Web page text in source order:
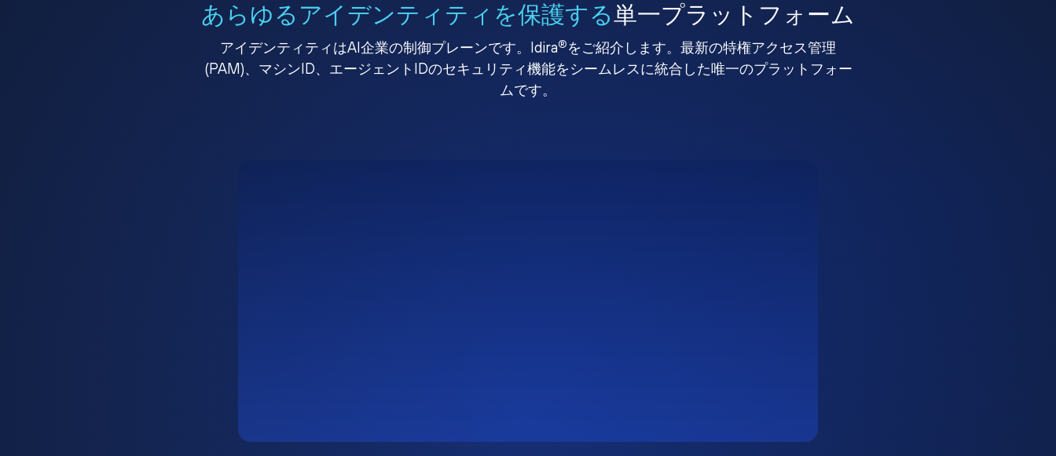
あらゆるアイデンティティを保護する単一プラットフォーム
アイデンティティはAI企業の制御プレーンです。Idira®をご紹介します。最新の特権アクセス管理
(PAM)、マシンID、エージェントIDのセキュリティ機能をシームレスに統合した唯一のプラットフォー
ムです。